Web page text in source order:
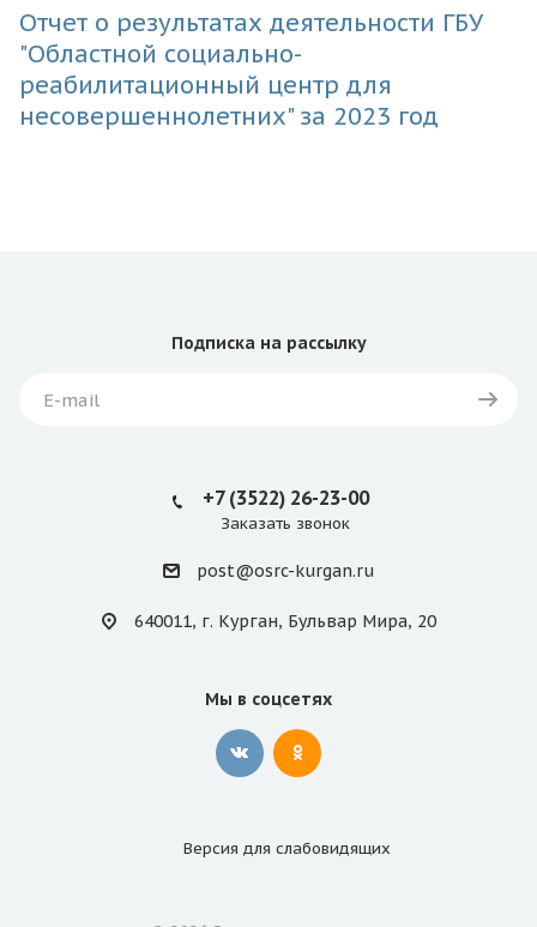
Отчет о результатах деятельности ГБУ
"Областной социально-
реабилитационный центр для
несовершеннолетних" за 2023 год
Подписка на рассылку
+7 (3522) 26-23-00
Заказать звонок
post@osrc-kurgan.ru
640011, г. Курган, Бульвар Мира, 20
Мы в соцсетях
Версия для слабовидящих